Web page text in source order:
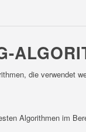
die verwendet
Algorithmen im